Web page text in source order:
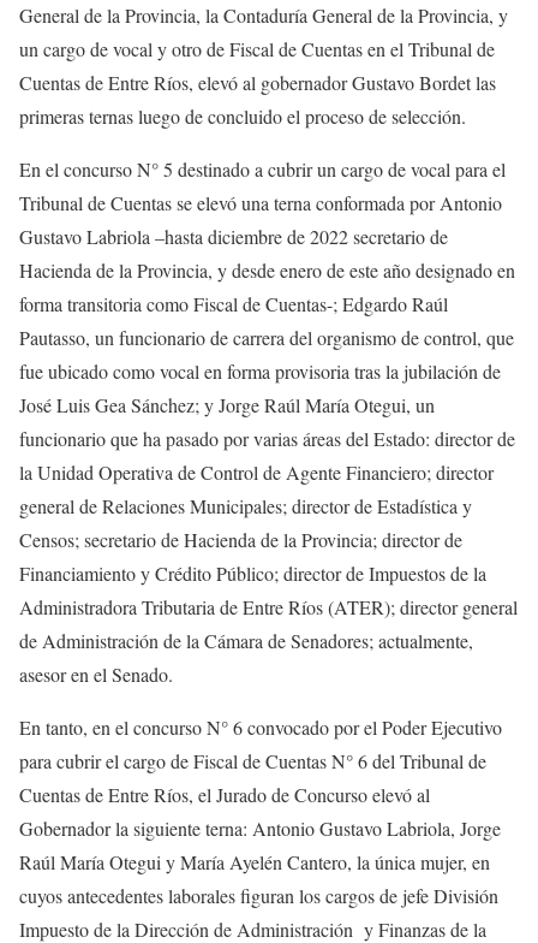
General de la Provincia, la Contaduría General de la Provincia, y
un cargo de vocal y otro de Fiscal de Cuentas en el Tribunal de
Cuentas de Entre Ríos, elevó al gobernador Gustavo Bordet las
primeras ternas luego de concluido el proceso de selección.
En el concurso N° 5 destinado a cubrir un cargo de vocal para el
Tribunal de Cuentas se elevó una terna conformada por Antonio
Gustavo Labriola –hasta diciembre de 2022 secretario de
Hacienda de la Provincia, y desde enero de este año designado en
forma transitoria como Fiscal de Cuentas-; Edgardo Raúl
Pautasso, un funcionario de carrera del organismo de control, que
fue ubicado como vocal en forma provisoria tras la jubilación de
José Luis Gea Sánchez; y Jorge Raúl María Otegui, un
funcionario que ha pasado por varias áreas del Estado: director de
la Unidad Operativa de Control de Agente Financiero; director
general de Relaciones Municipales; director de Estadística y
Censos; secretario de Hacienda de la Provincia; director de
Financiamiento y Crédito Público; director de Impuestos de la
Administradora Tributaria de Entre Ríos (ATER); director general
de Administración de la Cámara de Senadores; actualmente,
asesor en el Senado.
En tanto, en el concurso N° 6 convocado por el Poder Ejecutivo
para cubrir el cargo de Fiscal de Cuentas N° 6 del Tribunal de
Cuentas de Entre Ríos, el Jurado de Concurso elevó al
Gobernador la siguiente terna: Antonio Gustavo Labriola, Jorge
Raúl María Otegui y María Ayelén Cantero, la única mujer, en
cuyos antecedentes laborales figuran los cargos de jefe División
Impuesto de la Dirección de Administración y Finanzas de la